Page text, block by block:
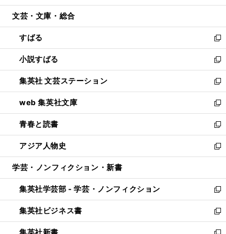
開
ウ
開
く
ン
ウ
で
開
く
ウ
ン
ド
ウ
で
開
く
文芸・文庫・総合
すばる
新
し
い
ウ
ィ
ン
ド
ウ
で
開
く
小説すばる
新
し
い
ウ
ィ
ン
ド
ウ
で
開
集英社 文芸ステーション
新
し
い
ウ
ィ
ン
ド
ウ
開
く
web 集英社文庫
新
し
い
ウ
ィ
ン
ウ
で
開
く
青春と読書
新
し
い
ウ
ン
ド
ウ
で
開
く
アジア人物史
新
し
ウ
ィ
ン
ド
ウ
学芸・ノンフィクション・新書
集英社学芸部 - 学芸・ノンフィクション
新
し
い
ウ
集英社ビジネス書
新
し